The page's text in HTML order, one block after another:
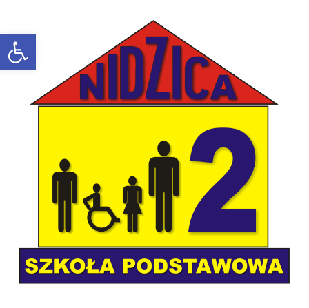
Open toolbar